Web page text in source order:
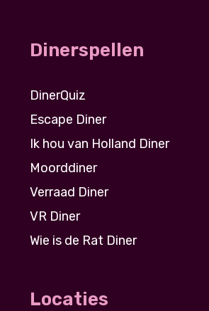
Dinerspellen
DinerQuiz
Escape Diner
Ik hou van Holland Diner
Moorddiner
Verraad Diner
VR Diner
Wie is de Rat Diner
Locaties